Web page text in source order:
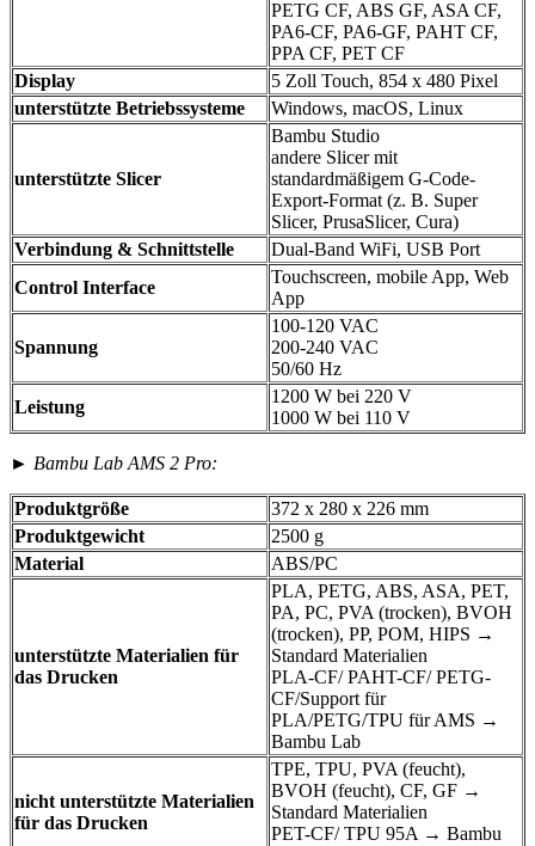
PETG CF, ABS GF, ASA CF,
PA6-CF, PA6-GF, PAHT CF,
PPA CF, PET CF
Display
5 Zoll Touch, 854 x 480 Pixel
unterstützte Betriebssysteme
Windows, macOS, Linux
unterstützte Slicer
Bambu Studio
andere Slicer mit
standardmäßigem G-Code-
Export-Format (z. B. Super
Slicer, PrusaSlicer, Cura)
Verbindung & Schnittstelle
Dual-Band WiFi, USB Port
Control Interface
Touchscreen, mobile App, Web
App
Spannung
100-120 VAC
200-240 VAC
50/60 Hz
Leistung
1200 W bei 220 V
1000 W bei 110 V
► Bambu Lab AMS 2 Pro:
Produktgröße
372 x 280 x 226 mm
Produktgewicht
2500 g
Material
ABS/PC
unterstützte Materialien für
das Drucken
PLA, PETG, ABS, ASA, PET,
PA, PC, PVA (trocken), BVOH
(trocken), PP, POM, HIPS →
Standard Materialien
PLA-CF/ PAHT-CF/ PETG-
CF/Support für
PLA/PETG/TPU für AMS →
Bambu Lab
nicht unterstützte Materialien
für das Drucken
TPE, TPU, PVA (feucht),
BVOH (feucht), CF, GF →
Standard Materialien
PET-CF/ TPU 95A → Bambu